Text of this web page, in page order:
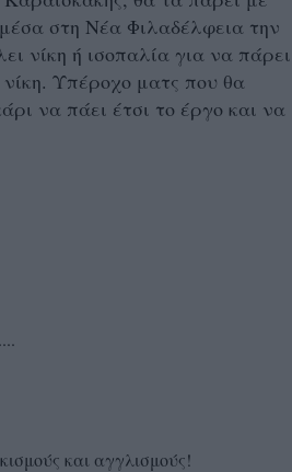
στη Νέα Φιλαδέλφεια την
νίκη ή ισοπαλία για να
Υπέροχο ματς που θα
να πάει έτσι το έργο και να
και αγγλισμούς!